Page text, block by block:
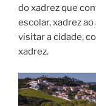
do xadrez que
escolar, xadrez
visitar a cidade,
xadrez.